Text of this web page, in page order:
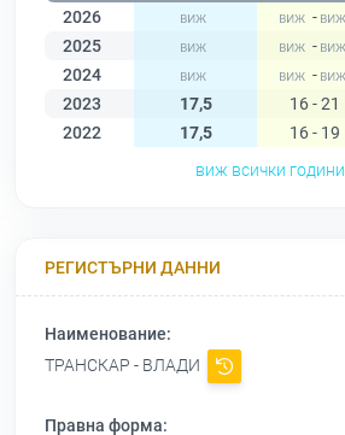
2026
-
2025
-
2024
-
2023
17,5 16 - 21
2022
17,5 16 - 19
виж всички години
РЕГИСТЪРНИ ДАННИ
Наименование:
ТРАНСКАР - ВЛАДИ
Правна форма: